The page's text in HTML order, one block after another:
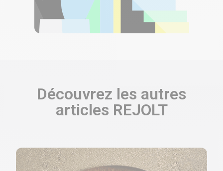
Découvrez les autres
articles REJOLT